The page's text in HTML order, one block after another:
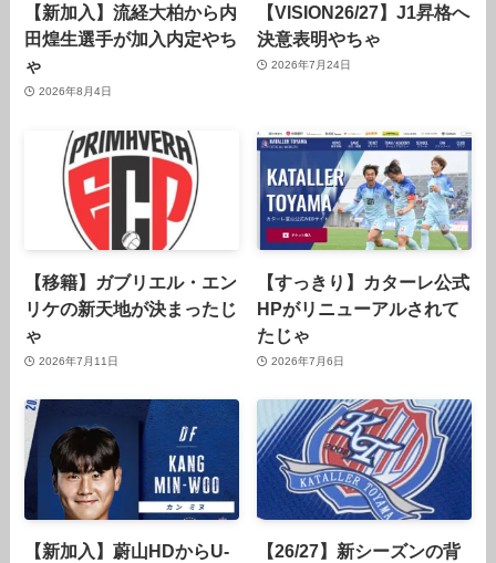
【新加入】流経大柏から内
田煌生選手が加入内定やち
ゃ
2026年8月4日
【VISION26/27】J1昇格へ
決意表明やちゃ
2026年7月24日
【移籍】ガブリエル・エン
リケの新天地が決まったじ
ゃ
2026年7月11日
【すっきり】カターレ公式
HPがリニューアルされて
たじゃ
2026年7月6日
【新加入】蔚山HDからU-
【26/27】新シーズンの背